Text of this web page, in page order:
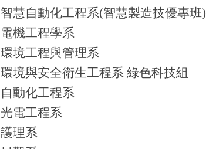
智慧自動化工程系(智慧製造技優專班)
電機工程學系
環境工程與管理系
環境與安全衛生工程系 綠色科技組
自動化工程系
光電工程系
護理系